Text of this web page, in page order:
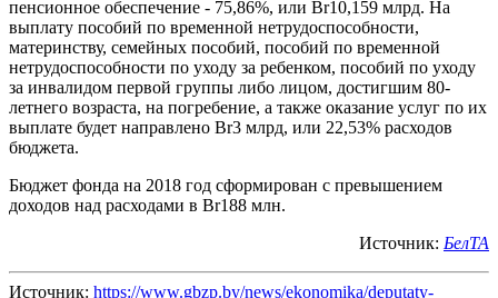
пенсионное обеспечение - 75,86%, или Br10,159 млрд. На
выплату пособий по временной нетрудоспособности,
материнству, семейных пособий, пособий по временной
нетрудоспособности по уходу за ребенком, пособий по уходу
за инвалидом первой группы либо лицом, достигшим 80-
летнего возраста, на погребение, а также оказание услуг по их
выплате будет направлено Br3 млрд, или 22,53% расходов
бюджета.
Бюджет фонда на 2018 год сформирован с превышением
доходов над расходами в Br188 млн.
Источник: БелТА
Источник: https://www.gbzp.by/news/ekonomika/deputaty-